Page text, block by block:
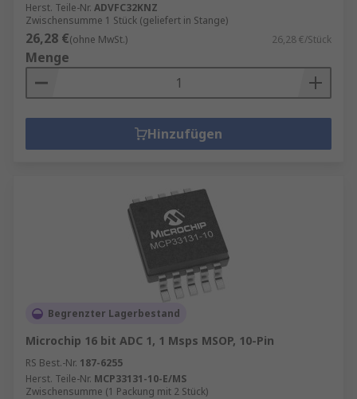
Herst. Teile-Nr. ADVFC32KNZ
Zwischensumme 1 Stück (geliefert in Stange)
26,28 €(ohne MwSt.) 26,28 €/Stück
Menge
Hinzufügen
Begrenzter Lagerbestand
Microchip 16 bit ADC 1, 1 Msps MSOP, 10-Pin
RS Best.-Nr. 187-6255
Herst. Teile-Nr. MCP33131-10-E/MS
Zwischensumme (1 Packung mit 2 Stück)